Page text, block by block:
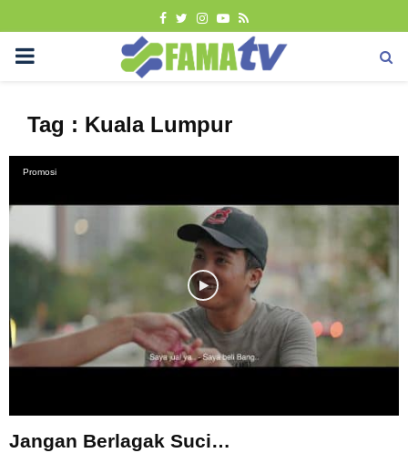
FACEBOOK
TWITTER
INSTAGRAM
YOUTUBE
RSS
PRIMARY
Tag : Kuala Lumpur
Promosi
Jangan Berlagak Suci…